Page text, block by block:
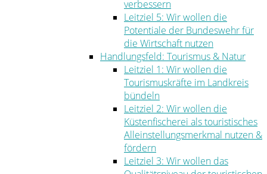
verbessern
Leitziel 5: Wir wollen die
Potentiale der Bundeswehr für
die Wirtschaft nutzen
Handlungsfeld: Tourismus & Natur
Leitziel 1: Wir wollen die
Tourismuskräfte im Landkreis
bündeln
Leitziel 2: Wir wollen die
Küstenfischerei als touristisches
Alleinstellungsmerkmal nutzen &
fördern
Leitziel 3: Wir wollen das